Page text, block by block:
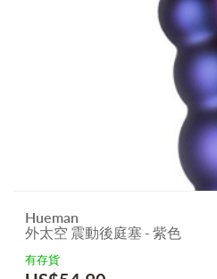
Hueman
外太空 震動後庭塞 - 紫色
有存貨